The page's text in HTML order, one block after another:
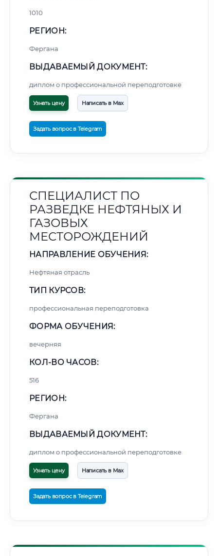
1010
РЕГИОН:
Фергана
ВЫДАВАЕМЫЙ ДОКУМЕНТ:
диплом о профессиональной переподготовке
Узнать цену Написать в Max
Задать вопрос в Telegram
СПЕЦИАЛИСТ ПО
РАЗВЕДКЕ НЕФТЯНЫХ И
ГАЗОВЫХ
МЕСТОРОЖДЕНИЙ
НАПРАВЛЕНИЕ ОБУЧЕНИЯ:
Нефтяная отрасль
ТИП КУРСОВ:
профессиональная переподготовка
ФОРМА ОБУЧЕНИЯ:
вечерняя
КОЛ-ВО ЧАСОВ:
516
РЕГИОН:
Фергана
ВЫДАВАЕМЫЙ ДОКУМЕНТ:
диплом о профессиональной переподготовке
Узнать цену Написать в Max
Задать вопрос в Telegram